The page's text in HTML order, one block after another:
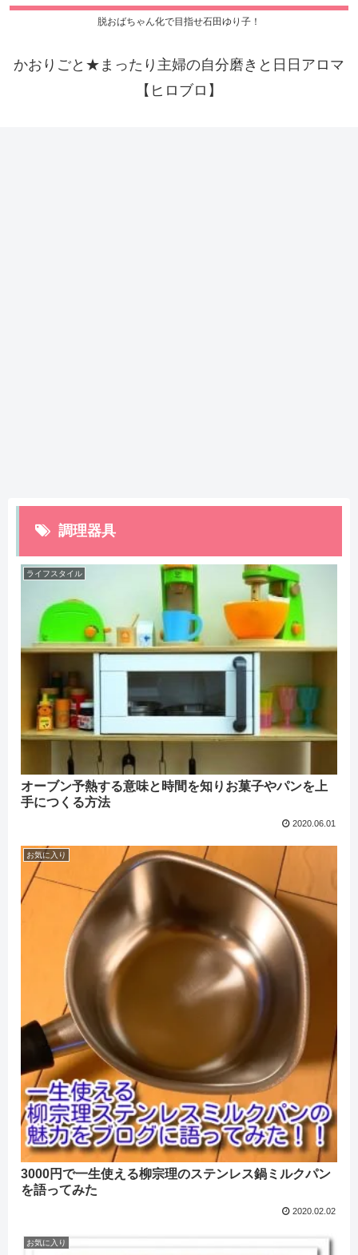
脱おばちゃん化で目指せ石田ゆり子！
かおりごと★まったり主婦の自分磨きと日日アロマ
【ヒロブロ】
調理器具
ライフスタイル
オーブン予熱する意味と時間を知りお菓子やパンを上
手につくる方法
2020.06.01
お気に入り
3000円で一生使える柳宗理のステンレス鍋ミルクパン
を語ってみた
2020.02.02
お気に入り